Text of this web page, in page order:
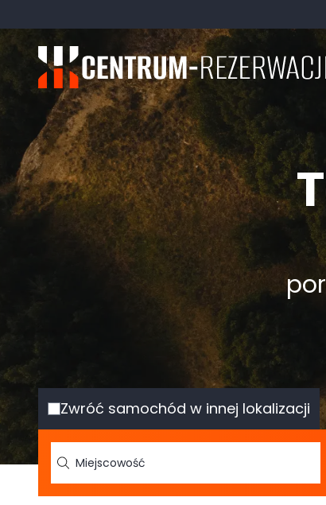
Zwróć samochód w innej lokalizacji